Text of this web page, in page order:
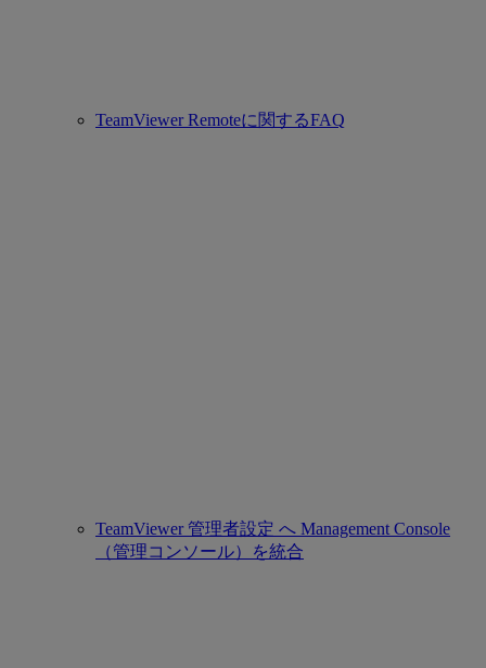
TeamViewer Remoteに関するFAQ
TeamViewer 管理者設定 へ Management Console
（管理コンソール）を統合